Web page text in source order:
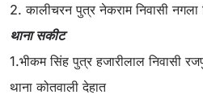
2. कालीचरन पुत्र नेकराम निवासी नगला
थाना सकीट
1.भीकम सिंह पुत्र हजारीलाल निवासी
थाना कोतवाली देहात